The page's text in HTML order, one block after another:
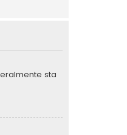
sta